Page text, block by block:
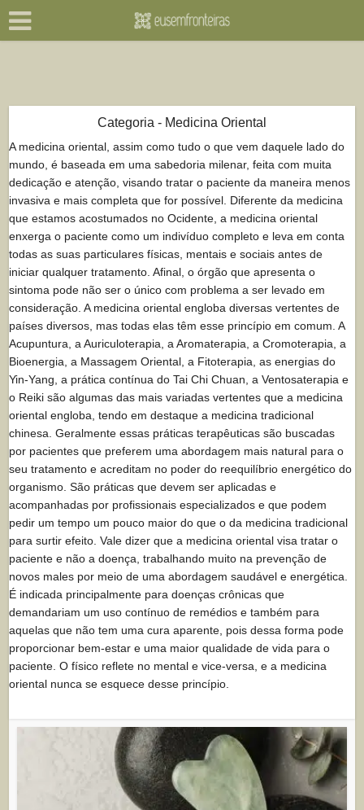
Categoria - Medicina Oriental
A medicina oriental, assim como tudo o que vem daquele lado do
mundo, é baseada em uma sabedoria milenar, feita com muita
dedicação e atenção, visando tratar o paciente da maneira menos
invasiva e mais completa que for possível. Diferente da medicina
que estamos acostumados no Ocidente, a medicina oriental
enxerga o paciente como um indivíduo completo e leva em conta
todas as suas particulares físicas, mentais e sociais antes de
iniciar qualquer tratamento. Afinal, o órgão que apresenta o
sintoma pode não ser o único com problema a ser levado em
consideração. A medicina oriental engloba diversas vertentes de
países diversos, mas todas elas têm esse princípio em comum. A
Acupuntura, a Auriculoterapia, a Aromaterapia, a Cromoterapia, a
Bioenergia, a Massagem Oriental, a Fitoterapia, as energias do
Yin-Yang, a prática contínua do Tai Chi Chuan, a Ventosaterapia e
o Reiki são algumas das mais variadas vertentes que a medicina
oriental engloba, tendo em destaque a medicina tradicional
chinesa. Geralmente essas práticas terapêuticas são buscadas
por pacientes que preferem uma abordagem mais natural para o
seu tratamento e acreditam no poder do reequilíbrio energético do
organismo. São práticas que devem ser aplicadas e
acompanhadas por profissionais especializados e que podem
pedir um tempo um pouco maior do que o da medicina tradicional
para surtir efeito. Vale dizer que a medicina oriental visa tratar o
paciente e não a doença, trabalhando muito na prevenção de
novos males por meio de uma abordagem saudável e energética.
É indicada principalmente para doenças crônicas que
demandariam um uso contínuo de remédios e também para
aquelas que não tem uma cura aparente, pois dessa forma pode
proporcionar bem-estar e uma maior qualidade de vida para o
paciente. O físico reflete no mental e vice-versa, e a medicina
oriental nunca se esquece desse princípio.